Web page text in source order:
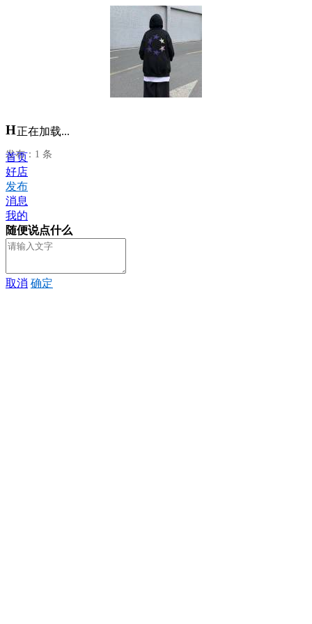
H
发布：1 条
正在加载...
首页
好店
发布
消息
我的
随便说点什么
取消 确定